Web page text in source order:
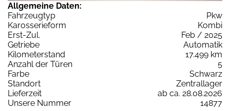
Allgemeine Daten:
Fahrzeugtyp
Pkw
Karosserieform
Kombi
Erst-Zul.
Feb / 2025
Getriebe
Automatik
Kilometerstand
17.499 km
Anzahl der Türen
5
Farbe
Schwarz
Standort
Zentrallager
Lieferzeit
ab ca. 28.08.2026
Unsere Nummer
14877